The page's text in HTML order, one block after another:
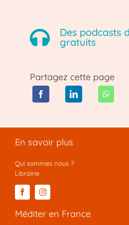
Des podcasts
gratuits
Partagez cette page
En savoir plus
Qui sommes nous ?
Librairie
Méditer en France